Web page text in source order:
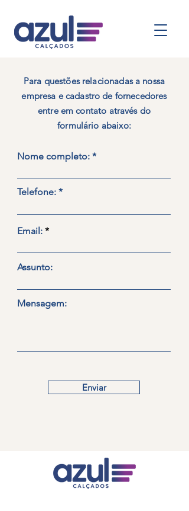
Para questões relacionadas a nossa
empresa e cadastro de fornecedores
entre em contato através do
formulário abaixo:
Nome completo:
Telefone:
Email:
Assunto:
Mensagem:
Enviar